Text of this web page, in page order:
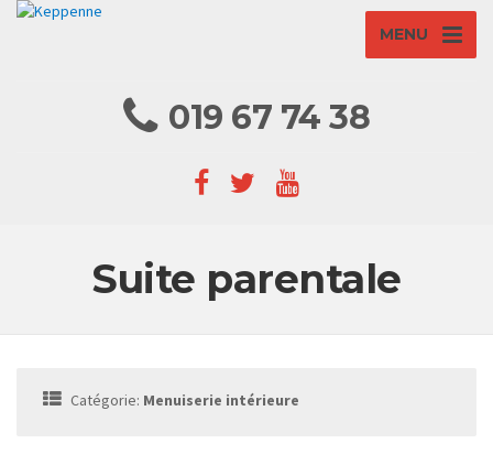
MENU
019 67 74 38
Suite parentale
Catégorie: Menuiserie intérieure